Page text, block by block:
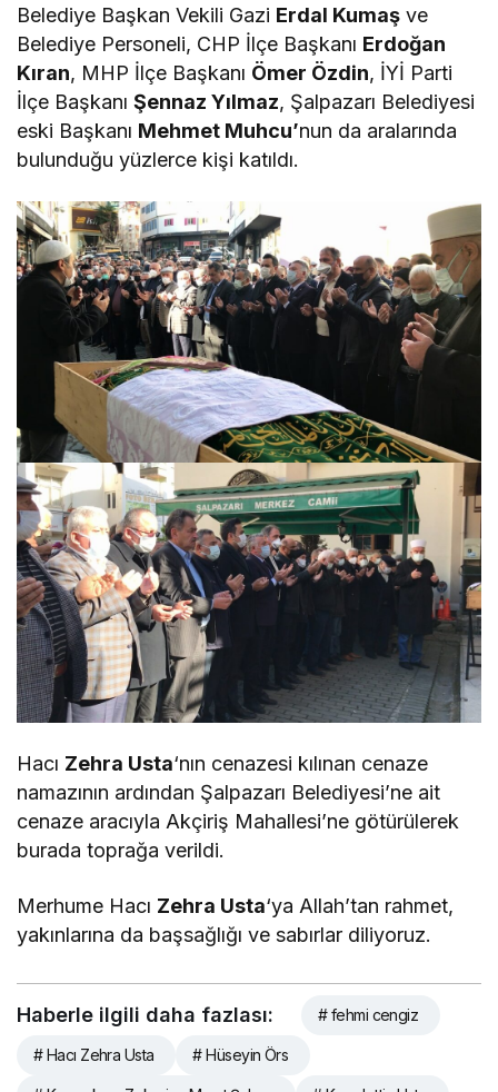
Belediye Başkan Vekili Gazi Erdal Kumaş ve
Belediye Personeli, CHP İlçe Başkanı Erdoğan
Kıran, MHP İlçe Başkanı Ömer Özdin, İYİ Parti
İlçe BaşkanıŞennaz Yılmaz, Şalpazarı Belediyesi
eski Başkanı Mehmet Muhcu’nun da aralarında
bulunduğu yüzlerce kişi katıldı.
Hacı Zehra Usta‘nın cenazesi kılınan cenaze
namazının ardından Şalpazarı Belediyesi’ne ait
cenaze aracıyla Akçiriş Mahallesi’ne götürülerek
burada toprağa verildi.
Merhume Hacı Zehra Usta‘ya Allah’tan rahmet,
yakınlarına da başsağlığı ve sabırlar diliyoruz.
Haberle ilgili daha fazlası: # fehmi cengiz
# Hacı Zehra Usta # Hüseyin Örs